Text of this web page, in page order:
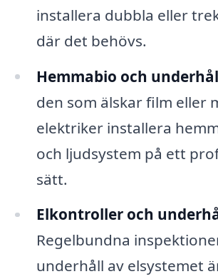
installera dubbla eller
där det behövs.
Hemmabio och
den som älskar film eller
elektriker installera
och ljudsystem på ett
sätt.
Elkontroller och
Regelbundna
underhåll av elsystemet